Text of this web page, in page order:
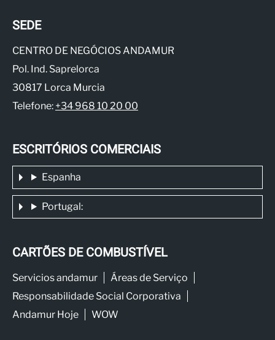
SEDE
CENTRO DE NEGÓCIOS ANDAMUR
Pol. Ind. Saprelorca
30817 Lorca Murcia
Telefone: +34 968 10 20 00
ESCRITÓRIOS COMERCIAIS
Espanha
Portugal:
CARTÕES DE COMBUSTÍVEL
Servicios andamur
Áreas de Serviço
Responsabilidade Social Corporativa
Andamur Hoje
WOW